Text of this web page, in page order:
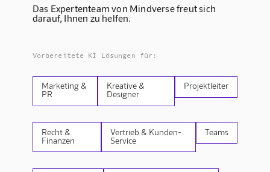
Das Expertenteam von Mindverse freut sich
darauf, Ihnen zu helfen.
Vorbereitete KI Lösungen für:
Marketing &
PR
Kreative &
Designer
Projektleiter
Recht &
Finanzen
Vertrieb & Kunden-
Service
Teams